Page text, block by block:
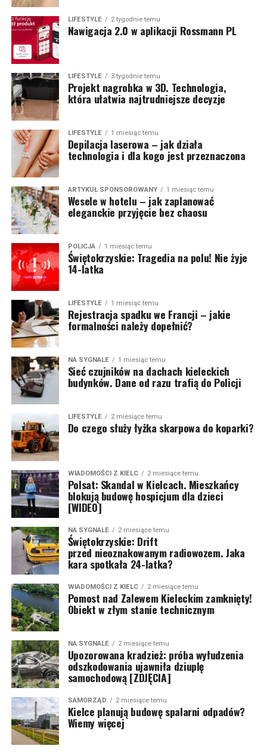
LIFESTYLE 2 tygodnie temu
Nawigacja 2.0 w aplikacji Rossmann PL
LIFESTYLE 3 tygodnie temu
Projekt nagrobka w 3D. Technologia,
która ułatwia najtrudniejsze decyzje
LIFESTYLE 1 miesiąc temu
Depilacja laserowa – jak działa
technologia i dla kogo jest przeznaczona
ARTYKUŁ SPONSOROWANY 1 miesiąc temu
Wesele w hotelu – jak zaplanować
eleganckie przyjęcie bez chaosu
POLICJA 1 miesiąc temu
Świętokrzyskie: Tragedia na polu! Nie żyje
14-latka
LIFESTYLE 1 miesiąc temu
Rejestracja spadku we Francji – jakie
formalności należy dopełnić?
NA SYGNALE 1 miesiąc temu
Sieć czujników na dachach kieleckich
budynków. Dane od razu trafią do Policji
LIFESTYLE 2 miesiące temu
Do czego służy łyżka skarpowa do koparki?
WIADOMOŚCI Z KIELC 2 miesiące temu
Polsat: Skandal w Kielcach. Mieszkańcy
blokują budowę hospicjum dla dzieci
[WIDEO]
NA SYGNALE 2 miesiące temu
Świętokrzyskie: Drift
przed nieoznakowanym radiowozem. Jaka
kara spotkała 24-latka?
WIADOMOŚCI Z KIELC 2 miesiące temu
Pomost nad Zalewem Kieleckim zamknięty!
Obiekt w złym stanie technicznym
NA SYGNALE 2 miesiące temu
Upozorowana kradzież: próba wyłudzenia
odszkodowania ujawniła dziuplę
samochodową [ZDJĘCIA]
SAMORZĄD 2 miesiące temu
Kielce planują budowę spalarni odpadów?
Wiemy więcej